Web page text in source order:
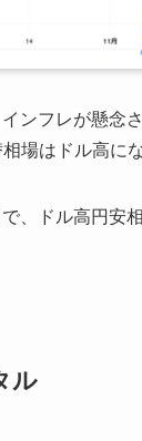
ンフレが懸念
場はドル高にな
、ドル高円安
ル